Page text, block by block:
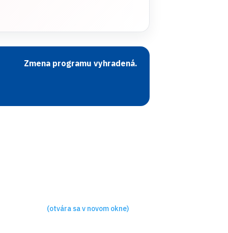
Zmena programu vyhradená.
(otvára sa v novom okne)